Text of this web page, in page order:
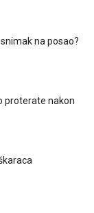
na posao?
proterate nakon